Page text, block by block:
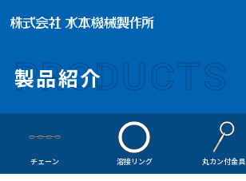
PRODUCTS
製品紹介
チェーン 溶接リング 丸カン付金具